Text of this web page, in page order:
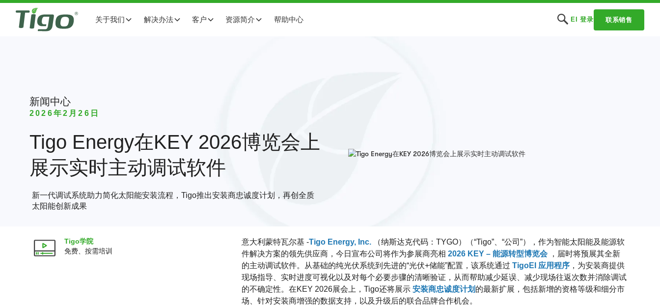
关于我们 解决办法 客户 资源简介 帮助中心 EI 登录 联系销售
新闻中心
2026年2月26日
Tigo Energy在KEY 2026博览会上
展示实时主动调试软件
新一代调试系统助力简化太阳能安装流程，Tigo推出安装商忠诚度计划，再创全质
太阳能创新成果
Tigo学院
免费、按需培训
意大利蒙特瓦尔基 -Tigo Energy, Inc.（纳斯达克代码：TYGO）（“Tigo”、“公司”），作为智能太阳能及能源软
件解决方案的领先供应商，今日宣布公司将作为参展商亮相 2026 KEY – 能源转型博览会，届时将预展其全新
的主动调试软件。从基础的纯光伏系统到先进的“光伏+储能”配置，该系统通过 TigoEI 应用程序，为安装商提供
现场指导、实时进度可视化以及对每个必要步骤的清晰验证，从而帮助减少延误、减少现场往返次数并消除调试
的不确定性。在KEY 2026展会上，Tigo还将展示 安装商忠诚度计划 的最新扩展，包括新增的资格等级和细分市
场、针对安装商增强的数据支持，以及升级后的联合品牌合作机会。